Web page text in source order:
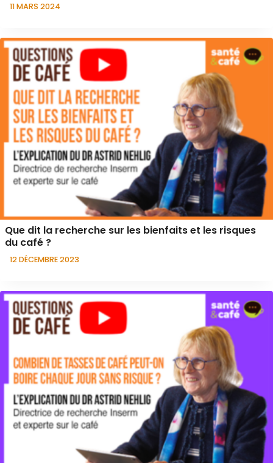
11 MARS 2024
Que dit la recherche sur les bienfaits et les risques
du café ?
12 DÉCEMBRE 2023